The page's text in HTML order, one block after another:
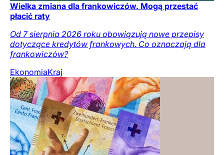
Wielka zmiana dla frankowiczów. Mogą przestać
płacić raty
Od 7 sierpnia 2026 roku obowiązują nowe przepisy
dotyczące kredytów frankowych. Co oznaczają dla
frankowiczów?
EkonomiaKraj